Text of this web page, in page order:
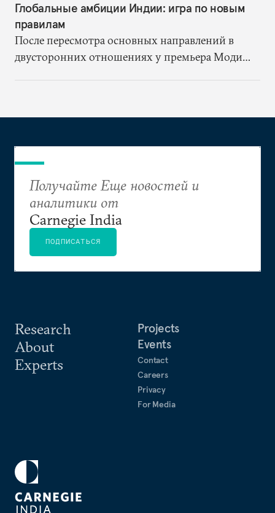
Глобальные амбиции Индии: игра по новым
правилам
После пересмотра основных направлений в
двусторонних отношениях у премьера Моди
Research
About
Experts
Projects
Events
Contact
Careers
Privacy
For Media
Получайте Еще новостей и
аналитики от
Carnegie India
ПОДПИСАТЬСЯ